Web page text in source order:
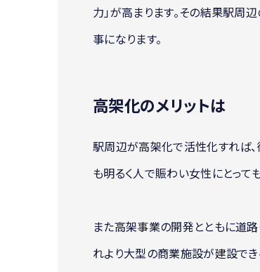
力」が高まります。その結果駅周
事になります。
高架化のメリットは
駅周辺が高架化で活性化すれば
も明るく人で賑わい女性にとって
また高架事業の開発とともに道
れより大型の商業施設が建設でき